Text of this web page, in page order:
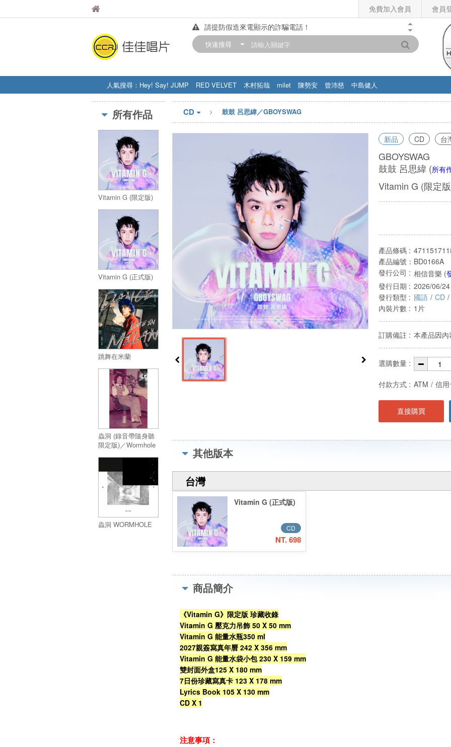
免費加入會員
會員
佳佳唱片
請提防假造來電顯示的詐騙電話！
【中華門市營業時間調整公告】
快速搜尋
人氣搜尋： Hey! Say! JUMP RED VELVET 木村拓哉 milet 陳勢安 曾沛慈
中島健人
STRAY KIDS
盧廣仲 周杰伦
所有作品
Vitamin G (限定版)
Vitamin G (正式版)
跳舞在米蘭
蟲洞 (錄音帶隨身聽
限定版)／Wormhole
蟲洞 WORMHOLE
CD 鼓鼓 呂思緯／GBOYSWAG
新品 CD 台
GBOYSWAG
鼓鼓 呂思緯 (所有
Vitamin G (限定
產品條碼 :
產品編號： BD0166A
發行公司 : 相信音樂 (
發行日期 : 2026/06/24
發行類型 : 國語 / CD /
內裝片數 : 1片
訂購備註 : 本產品因
選購數量 :
付款方式 : ATM / 信
直接購買
其他版本
台灣
Vitamin G (正式版)
CD
NT. 698
商品簡介
《Vitamin G》限定版 珍藏收錄
Vitamin G 壓克力吊飾 50 X 50 mm
Vitamin G 能量水瓶350 ml
2027親簽寫真年曆 242 X 356 mm
Vitamin G 能量水袋小包 230 X 159 mm
雙封面外盒125 X 180 mm
7日份珍藏寫真卡 123 X 178 mm
Lyrics Book 105 X 130 mm
CD X 1
注意事項：